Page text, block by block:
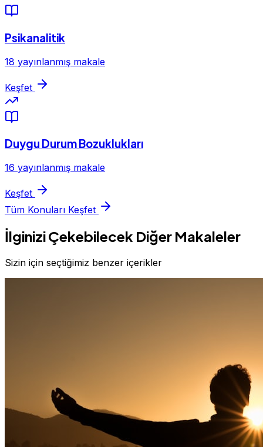
Psikanalitik
18 yayınlanmış makale
Keşfet
Duygu Durum Bozuklukları
16 yayınlanmış makale
Keşfet
Tüm Konuları Keşfet
İlginizi Çekebilecek Diğer Makaleler
Sizin için seçtiğimiz benzer içerikler